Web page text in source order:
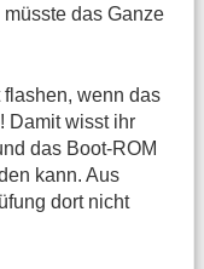
das Ganze
wenn das
Damit wisst ihr
das Boot-ROM
kann. Aus
dort nicht